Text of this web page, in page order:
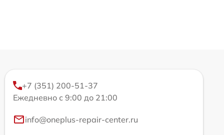
+7 (351) 200-51-37
Ежедневно с 9:00 до 21:00
info@oneplus-repair-center.ru